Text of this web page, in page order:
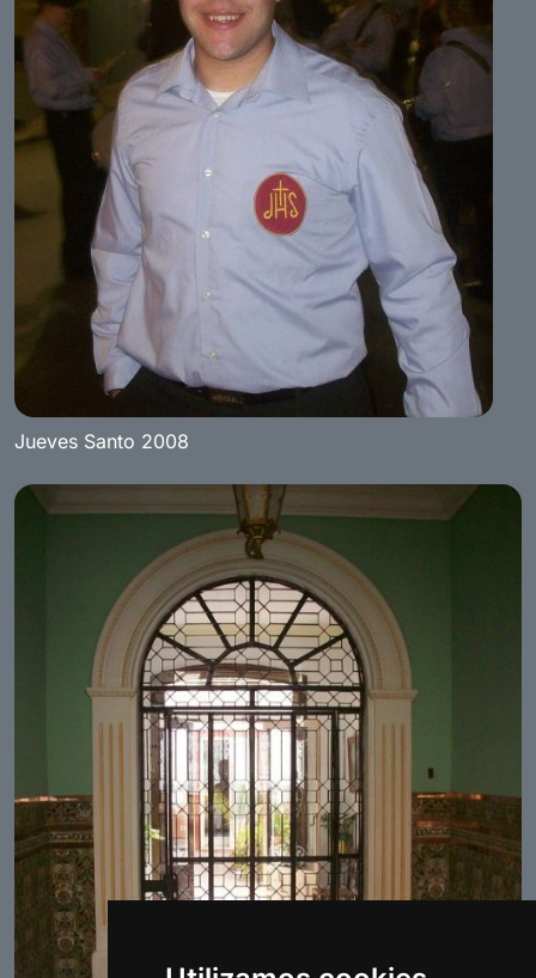
Jueves Santo 2008